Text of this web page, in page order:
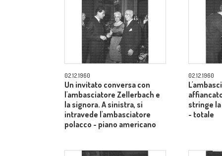
02.12.1960
Un invitato conversa con
l'ambasciatore Zellerbach e
la signora. A sinistra, si
intravede l'ambasciatore
polacco - piano americano
02.12.1960
stringe
- totale